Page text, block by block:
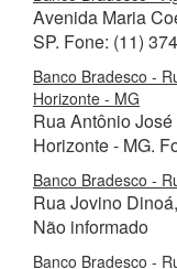
Avenida Maria
SP. Fone: (11)
Banco Bradesco -
Horizonte - MG
Rua Antônio
Horizonte - MG.
Banco Bradesco -
Rua Jovino
Não informado
Banco Bradesco -